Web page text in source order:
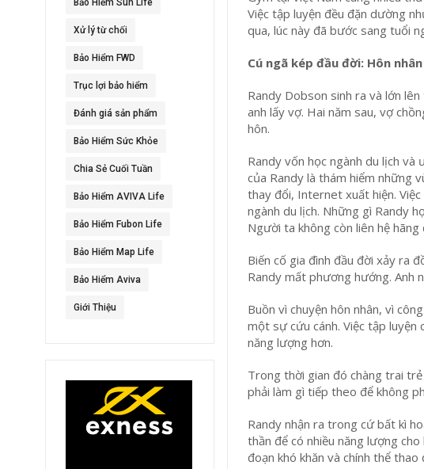
Bảo Hiểm Sun Life
Xử lý từ chối
Bảo Hiểm FWD
Trục lợi bảo hiểm
Đánh giá sản phẩm
Bảo Hiểm Sức Khỏe
Chia Sẻ Cuối Tuần
Bảo Hiểm AVIVA Life
Bảo Hiểm Fubon Life
Bảo Hiểm Map Life
Bảo Hiểm Aviva
Giới Thiệu
Việc tập luyện đều đặn dường
qua, lúc này đã bước sang tuổi
Cú ngã kép đầu đời: Hôn
Randy Dobson sinh ra và lớn
anh lấy vợ. Hai năm sau, vợ
hôn.
Randy vốn học ngành du lịch
của Randy là thám hiểm những
thay đổi, Internet xuất hiện.
ngành du lịch. Những gì Randy
Người ta không còn liên hệ hãng
Biến cố gia đình đầu đời xảy ra
Randy mất phương hướng. Anh
Buồn vì chuyện hôn nhân, vì
một sự cứu cánh. Việc tập luyện
năng lượng hơn.
Trong thời gian đó chàng trai trẻ
phải làm gì tiếp theo để không
Randy nhận ra trong cứ bất kì
thần để có nhiều năng lượng
đoạn khó khăn và chính thể